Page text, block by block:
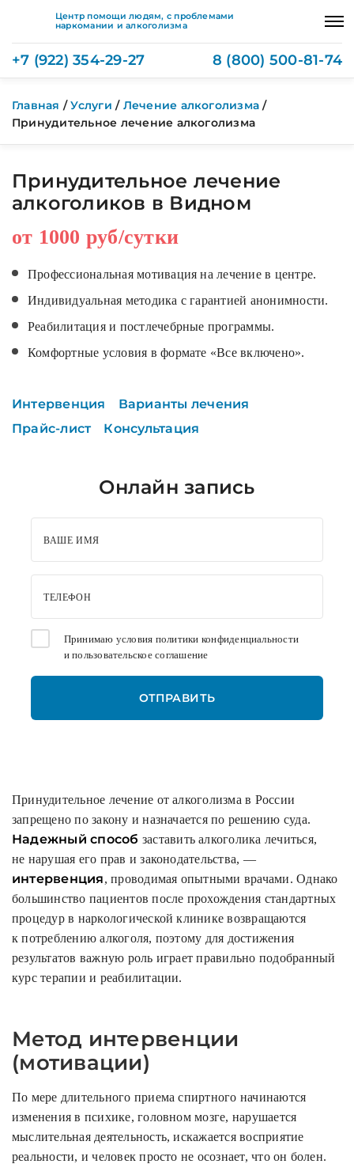
Центр помощи людям, с проблемами
наркомании и алкоголизма
+7 (922) 354-29-27 8 (800) 500-81-74
Главная /Услуги / Лечение алкоголизма /
Принудительное лечение алкоголизма
Принудительное лечение
алкоголиков в Видном
от 1000 руб/сутки
Профессиональная мотивация на лечение в центре.
Индивидуальная методика с гарантией анонимности.
Реабилитация и постлечебрные программы.
Комфортные условия в формате «Все включено».
Интервенция
Варианты лечения
Прайс-лист
Консультация
Онлайн запись
ВАШЕ ИМЯ
ТЕЛЕФОН
Принимаю условия политики конфиденциальности
ипользовательское соглашение
Принудительное лечение от алкоголизма в России
запрещено по закону и назначается по решению суда.
Надежный способ заставить алкоголика лечиться,
не нарушая его прав и законодательства, —
интервенция, проводимая опытными врачами. Однако
большинство пациентов после прохождения стандартных
процедур в наркологической клинике возвращаются
к потреблению алкоголя, поэтому для достижения
результатов важную роль играет правильно подобранный
курс терапии и реабилитации.
Метод интервенции
(мотивации)
По мере длительного приема спиртного начинаются
изменения в психике, головном мозге, нарушается
мыслительная деятельность, искажается восприятие
реальности, и человек просто не осознает, что он болен.